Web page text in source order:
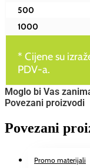
500
1000
* Cijene su
PDV-a.
Moglo bi Vas
Povezani proizvodi
Povezani
Promo materijali